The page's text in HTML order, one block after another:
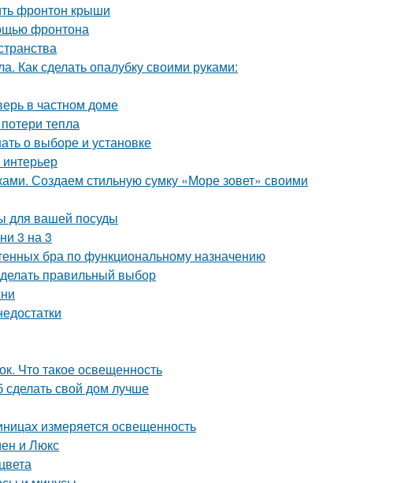
фронтон крыши
фронтона
Как сделать опалубку своими руками:
в частном доме
тепла
о выборе и установке
Создаем стильную сумку «Море зовет» своими
для вашей посуды
3 на 3
бра по функциональному назначению
правильный выбор
Что такое освещенность
сделать свой дом лучше
измеряется освещенность
и Люкс